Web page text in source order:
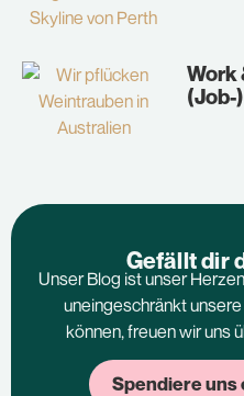
Work
(Job-
Gefällt dir
Unser Blog ist unser
uneingeschränkt
können, freuen wir uns
Spendiere